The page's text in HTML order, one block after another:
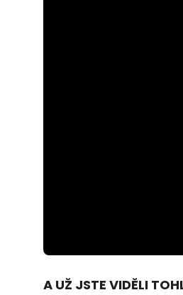
59.44%
A UŽ JSTE VIDĚLI